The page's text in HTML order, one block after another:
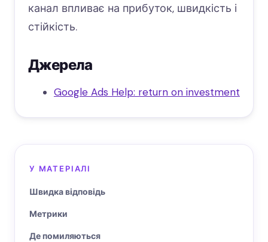
канал впливає на прибуток, швидкість і
стійкість.
Джерела
Google Ads Help: return on investment
У МАТЕРІАЛІ
Швидка відповідь
Метрики
Де помиляються